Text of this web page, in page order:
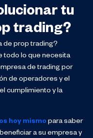
tu
trading?
de prop trading?
todo lo que necesita
de trading por
de operadores y el
cumplimiento y la
hoy mismo para saber
a su empresa y